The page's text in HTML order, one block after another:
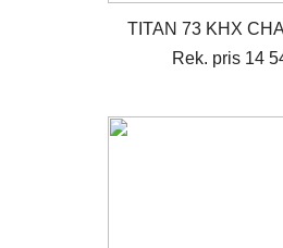
TITAN 73 KHX
Rek. pris 14